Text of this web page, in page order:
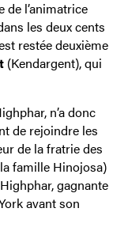
de l’animatrice
les deux cents
restée deuxième
(Kendargent), qui
n’a donc
de rejoindre les
de la fratrie des
famille Hinojosa)
gagnante
avant son